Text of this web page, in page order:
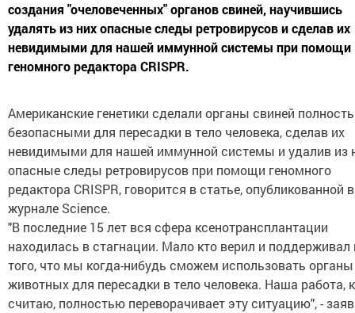
создания "очеловеченных" органов свиней, научившись
удалять из них опасные следы ретровирусов и сделав их
невидимыми для нашей иммунной системы при помощи
геномного редактора CRISPR.
Американские генетики сделали органы свиней
безопасными для пересадки в тело человека, сделав их
невидимыми для нашей иммунной системы и удалив из
опасные следы ретровирусов при помощи геномного
редактора CRISPR, говорится в статье, опубликованной в
журнале Science.
"В последние 15 лет вся сфера ксенотрансплантации
находилась в стагнации. Мало кто верил и
того, что мы когда-нибудь сможем использовать органы
животных для пересадки в тело человека. Наша работа,
считаю, полностью переворачивает эту ситуацию", -